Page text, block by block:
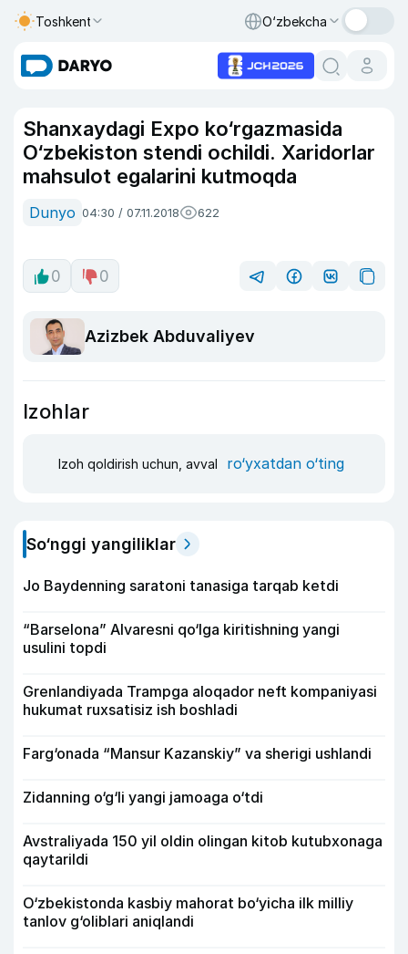
Toshkent O‘zbekcha
Shanxaydagi Expo ko‘rgazmasida
O‘zbekiston stendi ochildi. Xaridorlar
mahsulot egalarini kutmoqda
Dunyo 04:30 / 07.11.2018 622
0 0
Azizbek Abduvaliyev
Izohlar
Izoh qoldirish uchun, avval ro‘yxatdan o‘ting
So‘nggi yangiliklar
Jo Baydenning saratoni tanasiga tarqab ketdi
“Barselona” Alvaresni qo‘lga kiritishning yangi
usulini topdi
Grenlandiyada Trampga aloqador neft kompaniyasi
hukumat ruxsatisiz ish boshladi
Farg‘onada “Mansur Kazanskiy” va sherigi ushlandi
Zidanning o‘g‘li yangi jamoaga o‘tdi
Avstraliyada 150 yil oldin olingan kitob kutubxonaga
qaytarildi
O‘zbekistonda kasbiy mahorat bo‘yicha ilk milliy
tanlov g‘oliblari aniqlandi